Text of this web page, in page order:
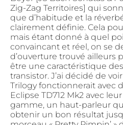
Zig-Zag Territoires] qui
que d’habitude et la
clairement définie. Cela
mais étant donné à quel
convaincant et réel, on se
d’ouverture trouvé ailleurs
être une caractéristique
transistor. J’ai décidé de
Trilogy fonctionnerait avec
Eclipse TD712 Mk2 avec
gamme, un haut-parleur
obtenir un bon résultat